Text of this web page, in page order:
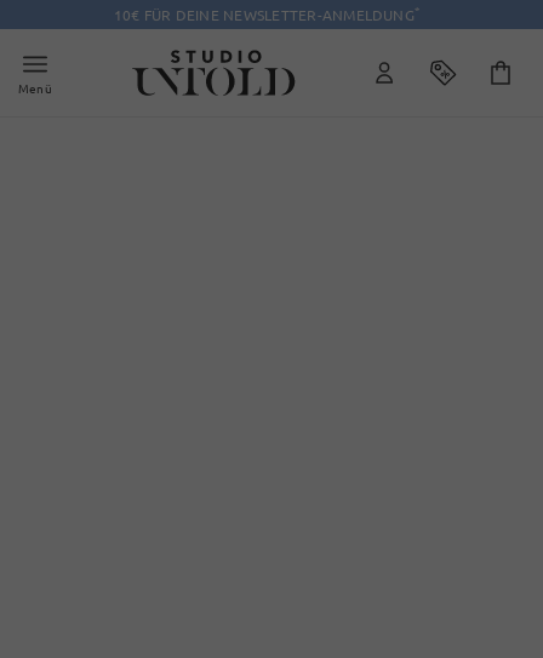
10€ FÜR DEINE NEWSLETTER-ANMELDUNG*
Menü